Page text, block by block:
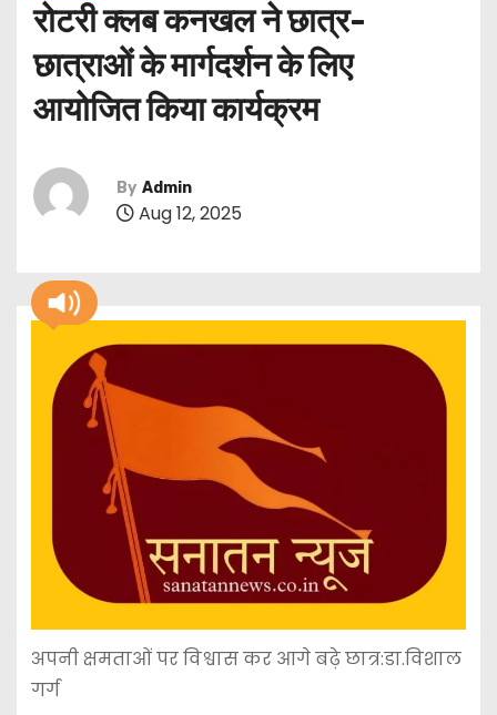
रोटरी क्लब कनखल ने छात्र-
छात्राओं के मार्गदर्शन के लिए
आयोजित किया कार्यक्रम
By Admin
Aug 12, 2025
अपनी क्षमताओं पर विश्वास कर आगे बढ़े छात्र:डा.विशाल
गर्ग